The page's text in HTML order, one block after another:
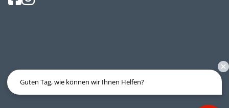
Guten Tag, wie können wir Ihnen Helfen?